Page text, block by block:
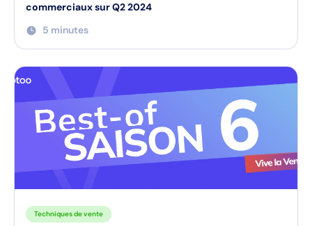
commerciaux sur Q2 2024
5 minutes
Techniques de vente